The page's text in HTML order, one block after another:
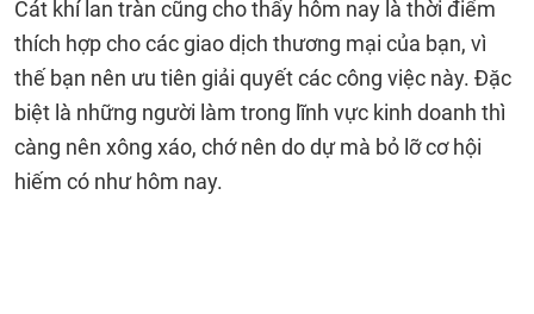
Cát khí lan tràn cũng cho thấy hôm nay là thời điểm
thích hợp cho các giao dịch thương mại của bạn, vì
thế bạn nên ưu tiên giải quyết các công việc này. Đặc
biệt là những người làm trong lĩnh vực kinh doanh thì
càng nên xông xáo, chớ nên do dự mà bỏ lỡ cơ hội
hiếm có như hôm nay.